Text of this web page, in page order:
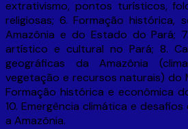
extrativismo, pontos turísticos,
religiosas; 6. Formação histórica,
Amazônia e do Estado do Pará;
artístico e cultural no Pará; 8.
geográficas da Amazônia
vegetação e recursos naturais) do
Formação histórica e econômica
10. Emergência climática e
a Amazônia.